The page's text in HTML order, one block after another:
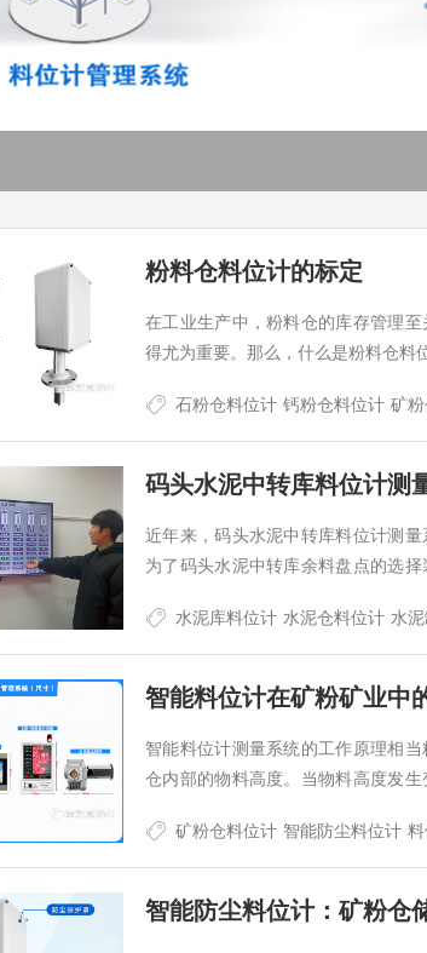
粉料仓料位计的标定
在工业生产中，粉料仓的库存管理
得尤为重要。那么，什么是粉料仓料
石粉仓料位计 钙粉仓料位计 矿
码头水泥中转库料位计测
近年来，码头水泥中转库料位计测
为了码头水泥中转库余料盘点的选
水泥库料位计 水泥仓料位计 水
智能料位计在矿粉矿业中
智能料位计测量系统的工作原理相
仓内部的物料高度。当物料高度发
矿粉仓料位计 智能防尘料位计
智能防尘料位计：矿粉仓